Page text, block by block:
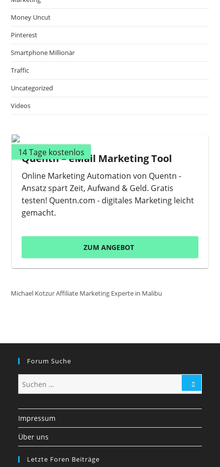
Money Uncut
Pinterest
Smartphone Millionär
Traffic
Uncategorized
Videos
14 Tage kostenlos
Quentn – eMail Marketing Tool
Online Marketing Automation von Quentn -
Ansatz spart Zeit, Aufwand & Geld. Gratis
testen! Quentn.com - digitales Marketing leicht
gemacht.
ZUM ANGEBOT
Michael Kotzur Affiliate Marketing Experte in Malibu
Forum Suche
Impressum
Über uns
Letzte Foren Beiträge